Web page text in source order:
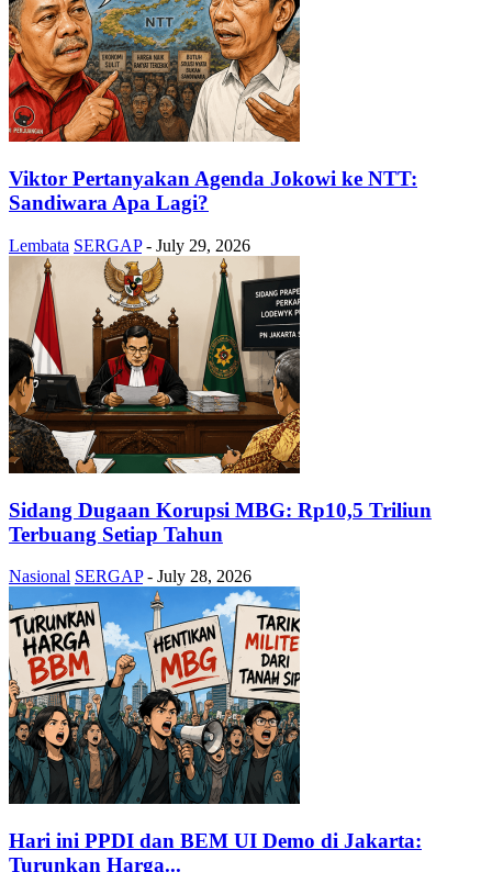
Viktor Pertanyakan Agenda Jokowi ke NTT:
Sandiwara Apa Lagi?
Lembata SERGAP - July 29, 2026
Sidang Dugaan Korupsi MBG: Rp10,5 Triliun
Terbuang Setiap Tahun
Nasional SERGAP - July 28, 2026
Hari ini PPDI dan BEM UI Demo di Jakarta:
Turunkan Harga...